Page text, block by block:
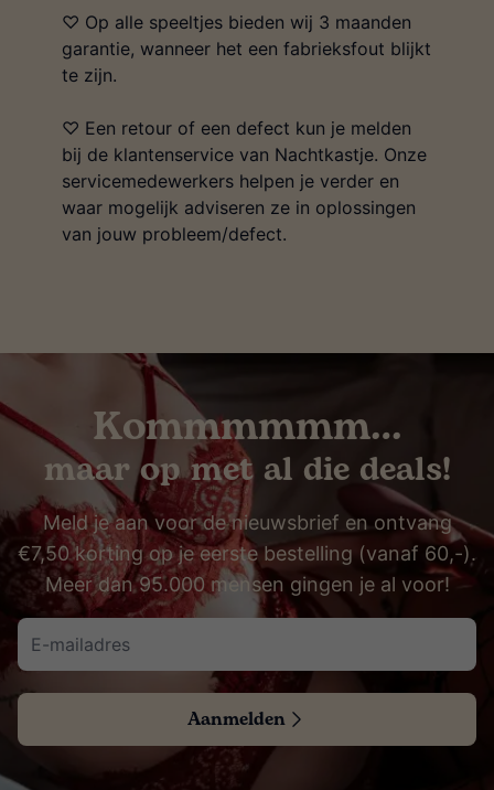
♡ Op alle speeltjes bieden wij 3 maanden
garantie, wanneer het een fabrieksfout blijkt
te zijn.
♡ Een retour of een defect kun je melden
bij de klantenservice van Nachtkastje. Onze
servicemedewerkers helpen je verder en
waar mogelijk adviseren ze in oplossingen
van jouw probleem/defect.
Kommmmmm…
maar op met al die deals!
Meld je aan voor de nieuwsbrief en ontvang
€7,50 korting op je eerste bestelling (vanaf 60,-).
Meer dan 95.000 mensen gingen je al voor!
Aanmelden